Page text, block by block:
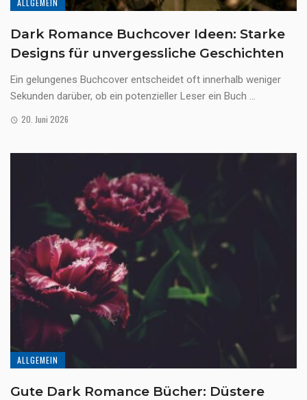
ALLGEMEIN
Dark Romance Buchcover Ideen: Starke
Designs für unvergessliche Geschichten
Ein gelungenes Buchcover entscheidet oft innerhalb weniger
Sekunden darüber, ob ein potenzieller Leser ein Buch ...
20. Juni 2026
ALLGEMEIN
Gute Dark Romance Bücher: Düstere